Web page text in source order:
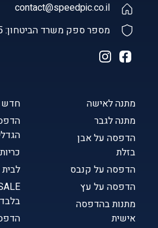
מתנה לאישה
מתנה לגבר
הדפסה על אבן
בזלת
הדפסה על קנבס
הדפסה על עץ
מתנות בהדפסה
אישית
חדש
כריות
בלבד
contact@speedpic.co.il
מספר ספק משרד הביטחון: 0011016685